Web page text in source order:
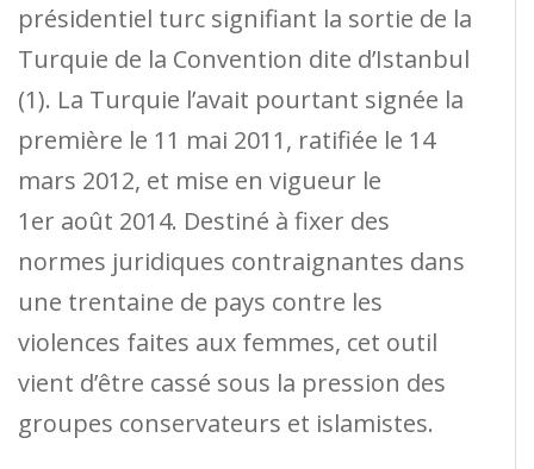
présidentiel turc signifiant la sortie de la
Turquie de la Convention dite d’Istanbul
(1). La Turquie l’avait pourtant signée la
première le 11 mai 2011, ratifiée le 14
mars 2012, et mise en vigueur le
1er août 2014. Destiné à fixer des
normes juridiques contraignantes dans
une trentaine de pays contre les
violences faites aux femmes, cet outil
vient d’être cassé sous la pression des
groupes conservateurs et islamistes.